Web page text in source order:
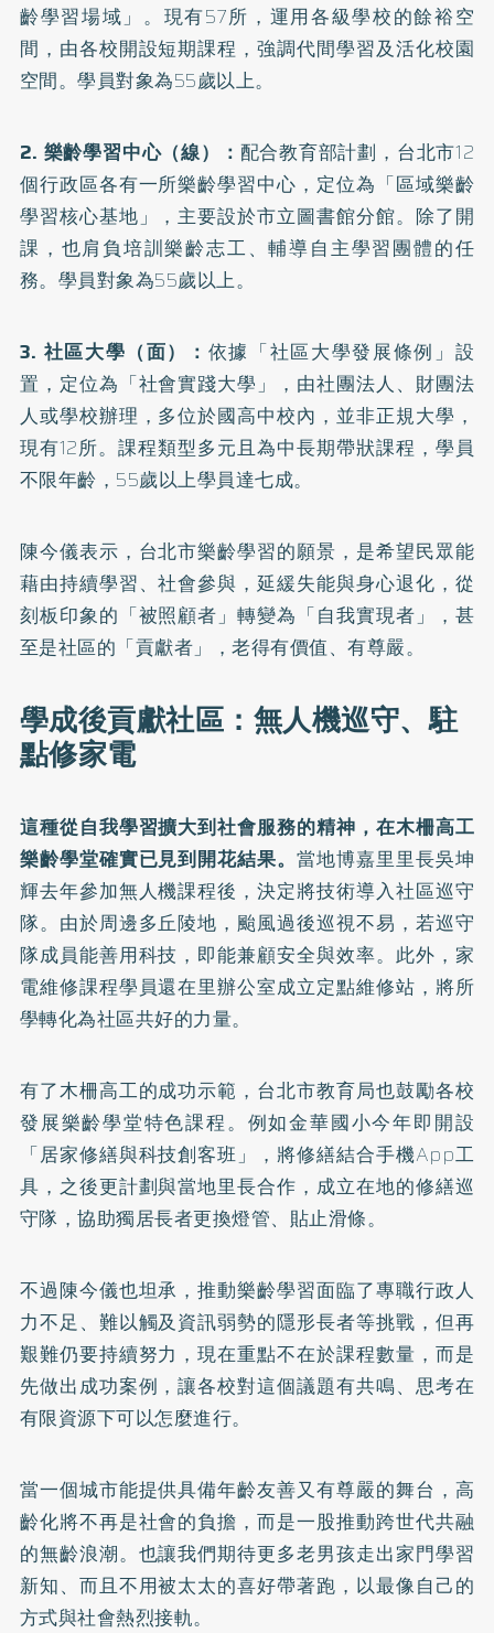
齡學習場域」。現有57所，運用各級學校的餘裕空
間，由各校開設短期課程，強調代間學習及活化校園
空間。學員對象為55歲以上。
2. 樂齡學習中心（線）： 配合教育部計劃，台北市12
個行政區各有一所樂齡學習中心，定位為「區域樂齡
學習核心基地」，主要設於市立圖書館分館。除了開
課，也肩負培訓樂齡志工、輔導自主學習團體的任
務。學員對象為55歲以上。
3. 社區大學（面）： 依據「社區大學發展條例」設
置，定位為「社會實踐大學」，由社團法人、財團法
人或學校辦理，多位於國高中校內，並非正規大學，
現有12所。課程類型多元且為中長期帶狀課程，學員
不限年齡，55歲以上學員達七成。
陳今儀表示，台北市樂齡學習的願景，是希望民眾能
藉由持續學習、社會參與，延緩失能與身心退化，從
刻板印象的「被照顧者」轉變為「自我實現者」，甚
至是社區的「貢獻者」，老得有價值、有尊嚴。
學成後貢獻社區：無人機巡守、駐
點修家電
這種從自我學習擴大到社會服務的精神，在木柵高工
樂齡學堂確實已見到開花結果。當地博嘉里里長吳坤
輝去年參加無人機課程後，決定將技術導入社區巡守
隊。由於周邊多丘陵地，颱風過後巡視不易，若巡守
隊成員能善用科技，即能兼顧安全與效率。此外，家
電維修課程學員還在里辦公室成立定點維修站，將所
學轉化為社區共好的力量。
有了木柵高工的成功示範，台北市教育局也鼓勵各校
發展樂齡學堂特色課程。例如金華國小今年即開設
「居家修繕與科技創客班」，將修繕結合手機App工
具，之後更計劃與當地里長合作，成立在地的修繕巡
守隊，協助獨居長者更換燈管、貼止滑條。
不過陳今儀也坦承，推動樂齡學習面臨了專職行政人
力不足、難以觸及資訊弱勢的隱形長者等挑戰，但再
艱難仍要持續努力，現在重點不在於課程數量，而是
先做出成功案例，讓各校對這個議題有共鳴、思考在
有限資源下可以怎麼進行。
當一個城市能提供具備年齡友善又有尊嚴的舞台，高
齡化將不再是社會的負擔，而是一股推動跨世代共融
的無齡浪潮。也讓我們期待更多老男孩走出家門學習
新知、而且不用被太太的喜好帶著跑，以最像自己的
方式與社會熱烈接軌。